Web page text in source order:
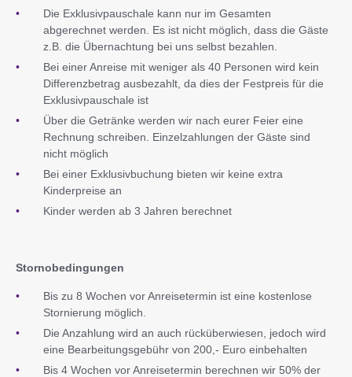
Die Exklusivpauschale kann nur im Gesamten
abgerechnet werden. Es ist nicht möglich, dass die Gäste
z.B. die Übernachtung bei uns selbst bezahlen.
Bei einer Anreise mit weniger als 40 Personen wird kein
Differenzbetrag ausbezahlt, da dies der Festpreis für die
Exklusivpauschale ist
Über die Getränke werden wir nach eurer Feier eine
Rechnung schreiben. Einzelzahlungen der Gäste sind
nicht möglich
Bei einer Exklusivbuchung bieten wir keine extra
Kinderpreise an
Kinder werden ab 3 Jahren berechnet
Stornobedingungen
Bis zu 8 Wochen vor Anreisetermin ist eine kostenlose
Stornierung möglich.
Die Anzahlung wird an auch rücküberwiesen, jedoch wird
eine Bearbeitungsgebühr von 200,- Euro einbehalten
Bis 4 Wochen vor Anreisetermin berechnen wir 50% der